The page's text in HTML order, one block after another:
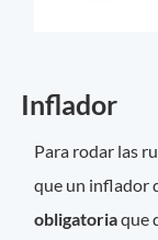
Inflador
Para rodar las
que un inflador
obligatoriaque